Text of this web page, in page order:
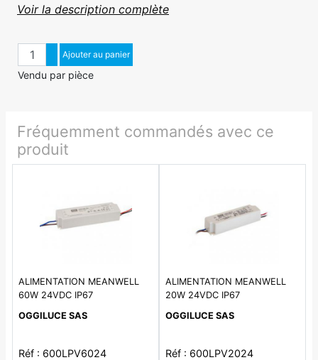
Voir la description complète
QuantitéAugmenter quantité
Diminuer quantité
Ajouter au panier
Vendu par pièce
Fréquemment commandés avec ce
produit
ALIMENTATION MEANWELL
60W 24VDC IP67
OGGILUCE SAS
Réf : 600LPV6024
ALIMENTATION MEANWELL
20W 24VDC IP67
OGGILUCE SAS
Réf : 600LPV2024